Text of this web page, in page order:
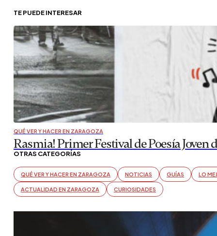
TE PUEDE INTERESAR
QUÉ VER Y HACER EN ZARAGOZA
Rasmia! Primer Festival de Poesía Joven
OTRAS CATEGORÍAS
QUÉ VER Y HACER EN ZARAGOZA NOTICIAS GUÍAS LO
ACTUALIDAD EN ZARAGOZA CURIOSIDADES